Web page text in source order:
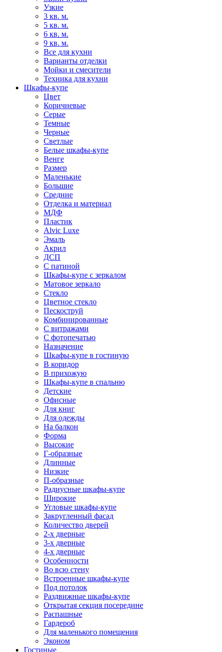
Узкие
3 кв. м.
5 кв. м.
6 кв. м.
9 кв. м.
Все для кухни
Варианты отделки
Мойки и смесители
Техника для кухни
Шкафы-купе
Цвет
Коричневые
Серые
Темные
Черные
Светлые
Белые шкафы-купе
Венге
Размер
Маленькие
Большие
Средние
Отделка и материал
МДФ
Пластик
Alvic Luxe
Эмаль
Акрил
ДСП
С патиной
Шкафы-купе с зеркалом
Матовое зеркало
Стекло
Цветное стекло
Пескоструй
Комбинированные
С витражами
С фотопечатью
Назначение
Шкафы-купе в гостиную
В коридор
В прихожую
Шкафы-купе в спальню
Детские
Офисные
Для книг
Для одежды
На балкон
Форма
Высокие
Г-образные
Длинные
Низкие
П-образные
Радиусные шкафы-купе
Широкие
Угловые шкафы-купе
Закругленный фасад
Количество дверей
2-х дверные
3-х дверные
4-х дверные
Особенности
Во всю стену
Встроенные шкафы-купе
Под потолок
Раздвижные шкафы-купе
Открытая секция посередине
Распашные
Гардероб
Для маленького помещения
Эконом
Гостиные